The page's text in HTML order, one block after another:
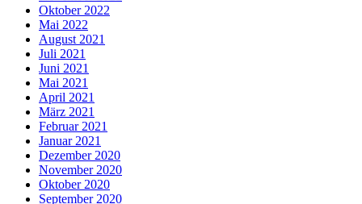
Oktober 2022
Mai 2022
August 2021
Juli 2021
Juni 2021
Mai 2021
April 2021
März 2021
Februar 2021
Januar 2021
Dezember 2020
November 2020
Oktober 2020
September 2020